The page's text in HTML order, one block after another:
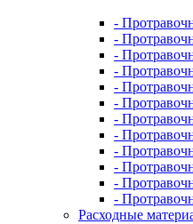
-
-
-
-
-
-
-
-
-
-
-
-
Расходные